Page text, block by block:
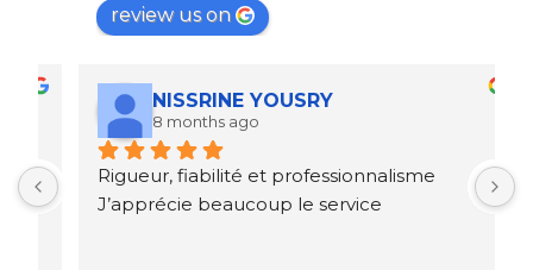
review us on
NISSRINE YOUSRY
8 months ago
Rigueur, fiabilité et professionnalisme
J’apprécie beaucoup le service